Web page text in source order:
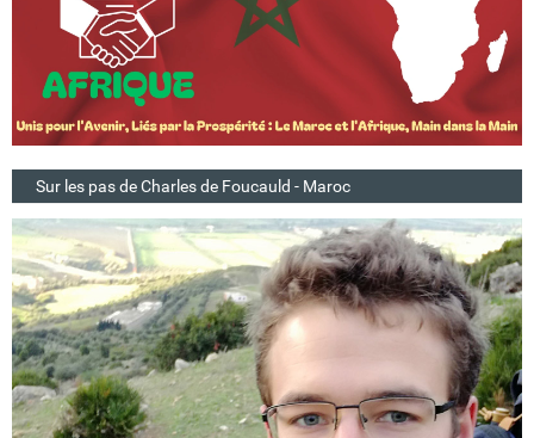
Sur les pas de Charles de Foucauld - Maroc